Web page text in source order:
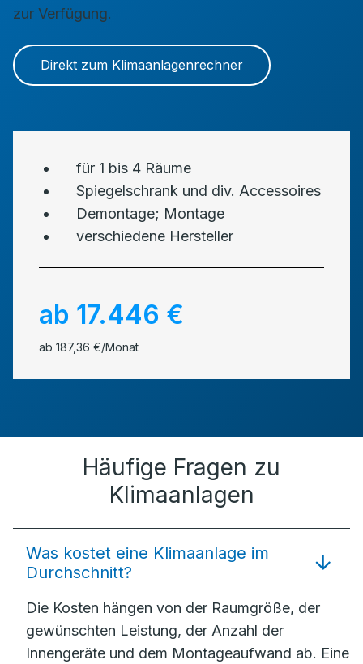
zur Verfügung.
Direkt zum Klimaanlagenrechner
für 1 bis 4 Räume
Spiegelschrank und div. Accessoires
Demontage; Montage
verschiedene Hersteller
ab 17.446 €
ab 187,36 €/Monat
Häufige Fragen zu
Klimaanlagen
Was kostet eine Klimaanlage im
Durchschnitt?
Die Kosten hängen von der Raumgröße, der
gewünschten Leistung, der Anzahl der
Innengeräte und dem Montageaufwand ab. Eine